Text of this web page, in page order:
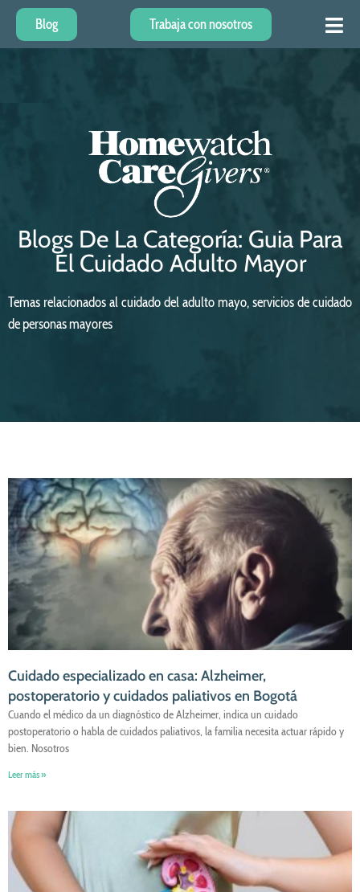
Blog Trabaja con nosotros
Blogs De La Categoría: Guia Para
El Cuidado Adulto Mayor
Temas relacionados al cuidado del adulto mayo, servicios de cuidado
de personas mayores
Cuidado especializado en casa: Alzheimer,
postoperatorio y cuidados paliativos en Bogotá
Cuando el médico da un diagnóstico de Alzheimer, indica un cuidado
postoperatorio o habla de cuidados paliativos, la familia necesita actuar rápido y
bien. Nosotros
Leer más »